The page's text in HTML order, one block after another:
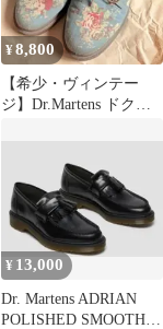
¥8,800
【希少・ヴィンテー
ジ】Dr.Martens ドクタ
¥ 13,000
Dr. Martens ADRIAN
POLISHED SMOOTHブ